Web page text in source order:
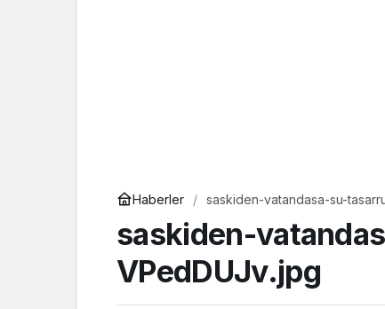
Haberler saskiden-vatandasa-su-
saskiden-
VPedDUJv.jpg